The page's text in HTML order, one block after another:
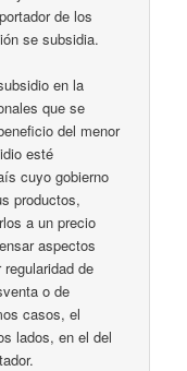
de los
se subsidia.
en la
que se
del menor
esté
cuyo gobierno
productos,
a un precio
aspectos
de
o de
casos, el
lados, en el del